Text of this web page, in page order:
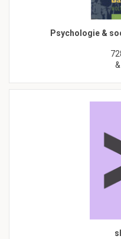
Psychologie &